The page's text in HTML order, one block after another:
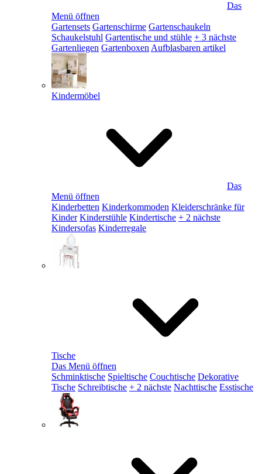
Das
Menü öffnen
Gartensets Gartenschirme Gartenschaukeln
Schaukelstuhl Gartentische und stühle + 3 nächste
Gartenliegen Gartenboxen Aufblasbaren artikel
Kindermöbel
Das
Menü öffnen
Kinderbetten Kinderkommoden Kleiderschränke für
Kinder Kinderstühle Kindertische + 2 nächste
Kindersofas Kinderregale
Tische
Das Menü öffnen
Schminktische Spieltische Couchtische Dekorative
Tische Schreibtische + 2 nächste Nachttische Esstische